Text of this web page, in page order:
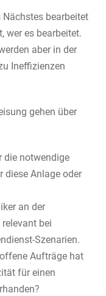
bearbeitet
wer es bearbeitet.
aber in der
Ineffizienzen
gehen über
die notwendige
diese Anlage oder
an der
bei
Szenarien.
Aufträge hat
für einen